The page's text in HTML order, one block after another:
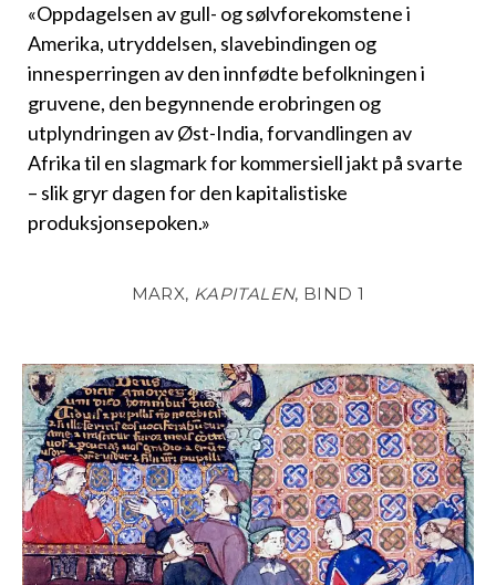
«Oppdagelsen av gull- og sølvforekomstene i
Amerika, utryddelsen, slavebindingen og
innesperringen av den innfødte befolkningen i
gruvene, den begynnende erobringen og
utplyndringen av Øst-India, forvandlingen av
Afrika til en slagmark for kommersiell jakt på svarte
– slik gryr dagen for den kapitalistiske
produksjonsepoken.»
MARX, KAPITALEN, BIND 1